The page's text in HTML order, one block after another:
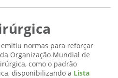
emitiu normas para reforçar
Organização Mundial de
como o padrão
disponibilizando a Lista